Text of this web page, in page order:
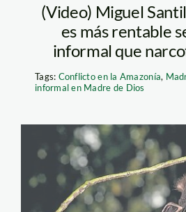
(Video) Miguel
es más rentable
informal que
Tags: Conflicto en la Amazonía,
informal en Madre de Dios